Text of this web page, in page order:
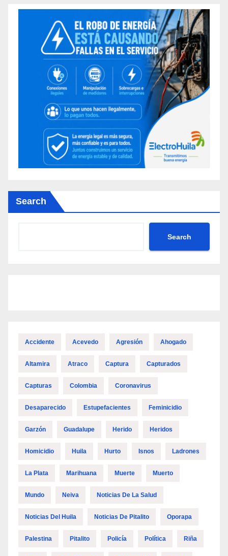
Search
Search
Accidente Acevedo Agresión Ahogado
Altamira Atraco Captura Capturados
Capturas Colombia Coronavirus
Desaparecido Estupefacientes Feminicidio
Garzón Guadalupe Herido Heridos
Homicidio Huila Hurto Isnos Ladrones
La Plata Marihuana Muerte Muerto
Mundo Neiva Noticias De La Salud
Noticias Del Huila Noticias De Pitalito Oporapa
Palestina Pitalito Policía Política Riña